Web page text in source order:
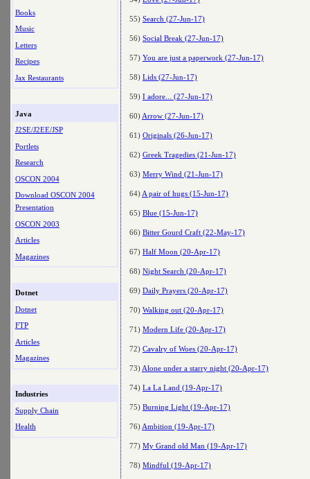
Books
Music
Letters
Recipes
Jax Restaurants
Java
J2SE/J2EE/JSP
Portlets
Research
OSCON 2004
Download OSCON 2004
Presentation
OSCON 2003
Articles
Magazines
Dotnet
Dotnet
FTP
Articles
Magazines
Industries
Supply Chain
Health
55) Search (27-Jun-17)
56) Social Break (27-Jun-17)
57) You are just a paperwork (27-Jun-17)
58) Lids (27-Jun-17)
59) I adore... (27-Jun-17)
60) Arrow (27-Jun-17)
61) Originals (26-Jun-17)
62) Greek Tragedies (21-Jun-17)
63) Merry Wind (21-Jun-17)
64) A pair of hugs (15-Jun-17)
65) Blue (15-Jun-17)
66) Bitter Gourd Craft (22-May-17)
67) Half Moon (20-Apr-17)
68) Night Search (20-Apr-17)
69) Daily Prayers (20-Apr-17)
70) Walking out (20-Apr-17)
71) Modern Life (20-Apr-17)
72) Cavalry of Woes (20-Apr-17)
73) Alone under a starry night (20-Apr-17)
74) La La Land (19-Apr-17)
75) Burning Light (19-Apr-17)
76) Ambition (19-Apr-17)
77) My Grand old Man (19-Apr-17)
78) Mindful (19-Apr-17)